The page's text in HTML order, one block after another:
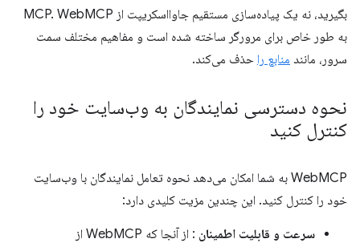
بگیرید، نه یک پیاده‌سازی مستقیم جاوااسکریپت از MCP. WebMCP
به طور خاص برای مرورگر ساخته شده است و مفاهیم مختلف سمت
سرور، مانند منابع را حذف می‌کند.
نحوه دسترسی نمایندگان به وب‌سایت خود را
کنترل کنید
WebMCP به شما امکان می‌دهد نحوه تعامل نمایندگان با وب‌سایت
خود را کنترل کنید. این چندین مزیت کلیدی دارد:
سرعت و قابلیت اطمینان
: از آنجا که WebMCP از